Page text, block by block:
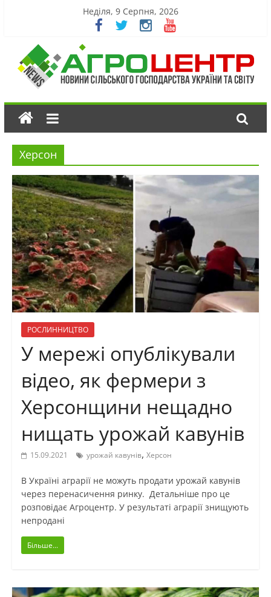
Неділя, 9 Серпня, 2026
Херсон
РОСЛИННИЦТВО
У мережі опублікували
відео, як фермери з
Херсонщини нещадно
нищать урожай кавунів
15.09.2021 урожай кавунів, Херсон
В Україні аграрії не можуть продати урожай кавунів
через перенасичення ринку. Детальніше про це
розповідає Агроцентр. У результаті аграрії знищують
непродані
Більше...